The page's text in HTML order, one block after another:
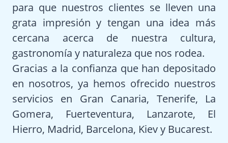
para que nuestros clientes se lleven una
grata impresión y tengan una idea más
cercana acerca de nuestra cultura,
gastronomía y naturaleza que nos rodea.
Gracias a la confianza que han depositado
en nosotros, ya hemos ofrecido nuestros
servicios en Gran Canaria, Tenerife, La
Gomera, Fuerteventura, Lanzarote, El
Hierro, Madrid, Barcelona, Kiev y Bucarest.